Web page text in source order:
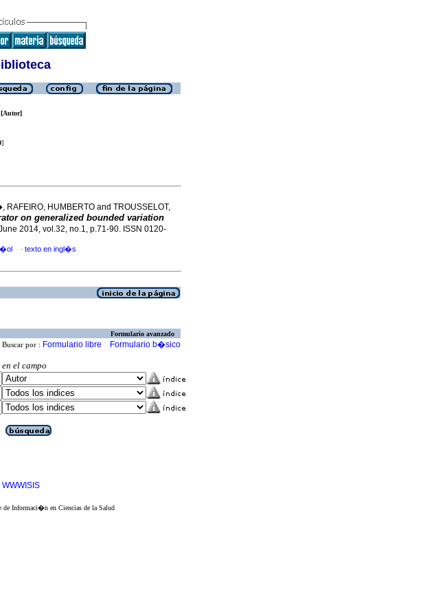
]
HUMBERTO and TROUSSELOT,
on generalized bounded variation
2014, vol.32, no.1, p.71-90. ISSN 0120-
· texto en ingl�s
Formulario avanzado
Buscar por : Formulario libre Formulario b�sico
en el campo
WWWISIS
Informaci�n en Ciencias de la Salud